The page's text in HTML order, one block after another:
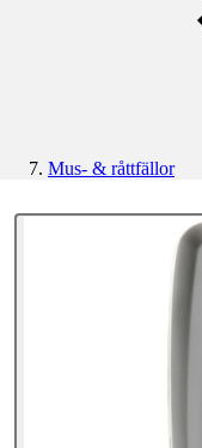
Mus- & råttfällor